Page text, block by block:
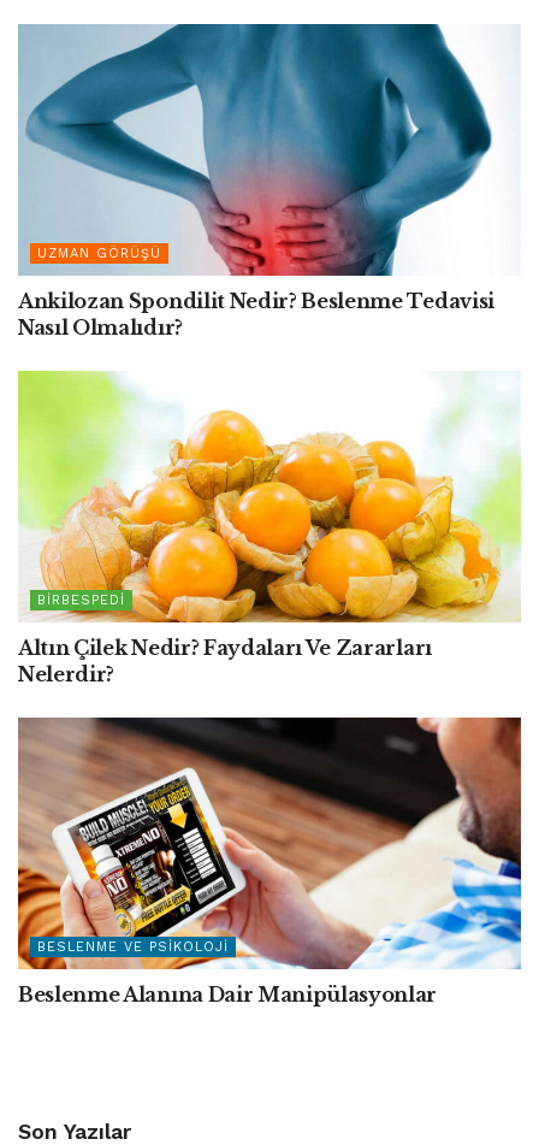
UZMAN GÖRÜŞÜ
Ankilozan Spondilit Nedir? Beslenme Tedavisi
Nasıl Olmalıdır?
BIRBESPEDI
Altın Çilek Nedir? Faydaları Ve Zararları
Nelerdir?
BESLENME VE PSIKOLOJI
Beslenme Alanına Dair Manipülasyonlar
Son Yazılar